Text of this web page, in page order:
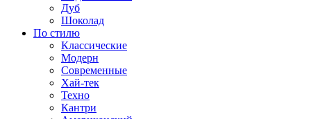
Дуб
Шоколад
По стилю
Классические
Модерн
Современные
Хай-тек
Техно
Кантри